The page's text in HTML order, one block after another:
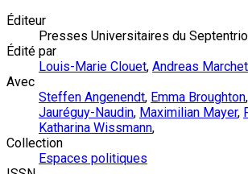
Éditeur
Presses Universitaires du
Édité par
Louis-Marie Clouet, Andreas
Avec
Steffen Angenendt, Emma Broughton,
Jauréguy-Naudin, Maximilian Mayer,
Katharina Wissmann,
Collection
Espaces politiques